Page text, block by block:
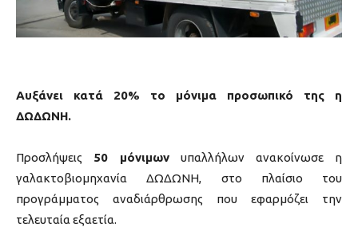
Αυξάνει κατά 20% το μόνιμα προσωπικό της η
ΔΩΔΩΝΗ.
Προσλήψεις 50 μόνιμωνυπαλλήλων ανακοίνωσε η
γαλακτοβιομηχανία ΔΩΔΩΝΗ, στο πλαίσιο του
προγράμματος αναδιάρθρωσης που εφαρμόζει την
τελευταία εξαετία.